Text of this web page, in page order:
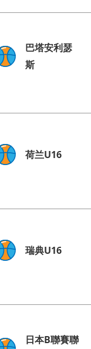
巴塔安利瑟
斯
荷兰U16
瑞典U16
日本B聯賽聯